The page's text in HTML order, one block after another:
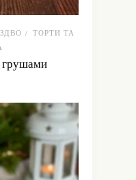
/ ТОРТИ ТА
грушами